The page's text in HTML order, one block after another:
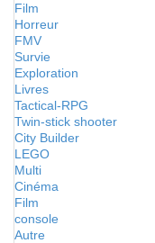
Film
Horreur
FMV
Survie
Exploration
Livres
Tactical-RPG
Twin-stick shooter
City Builder
LEGO
Multi
Cinéma
Film
console
Autre